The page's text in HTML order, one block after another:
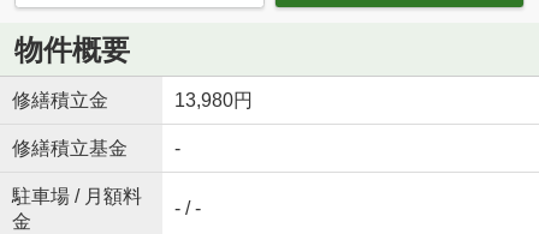
物件概要
修繕積立金 13,980円
修繕積立基金 -
駐車場 / 月額料
金
- / -